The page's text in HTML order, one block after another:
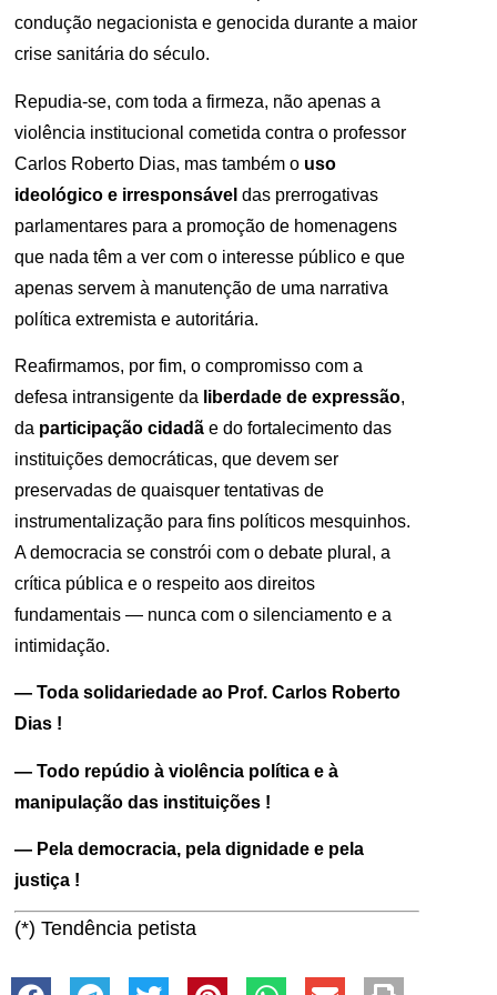
condução negacionista e genocida durante a maior
crise sanitária do século.
Repudia-se, com toda a firmeza, não apenas a
violência institucional cometida contra o professor
Carlos Roberto Dias, mas também o uso
ideológico e irresponsável das prerrogativas
parlamentares para a promoção de homenagens
que nada têm a ver com o interesse público e que
apenas servem à manutenção de uma narrativa
política extremista e autoritária.
Reafirmamos, por fim, o compromisso com a
defesa intransigente da liberdade de expressão,
da participação cidadã e do fortalecimento das
instituições democráticas, que devem ser
preservadas de quaisquer tentativas de
instrumentalização para fins políticos mesquinhos.
A democracia se constrói com o debate plural, a
crítica pública e o respeito aos direitos
fundamentais — nunca com o silenciamento e a
intimidação.
— Toda solidariedade ao Prof. Carlos Roberto
Dias !
— Todo repúdio à violência política e à
manipulação das instituições !
— Pela democracia, pela dignidade e pela
justiça !
(*) Tendência petista